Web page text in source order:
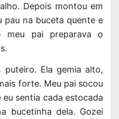
Depois montou em
pau na buceta quente e
meu pai preparava o
Ela gemia alto,
forte. Meu pai socou
sentia cada estocada
bucetinha dela. Gozei